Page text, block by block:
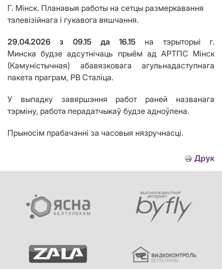
Г. Мінск. Планавыя работы на сетцы размеркавання
тэлевізійнага і гукавога вяшчання.
29.04.2026з 09.15 да16.15 на тэрыторыі г.
Минскабудзе адсутнічаць прыём ад АРТПС Мінск
(Камуністычная) абавязковага агульнадаступнага
пакета праграм, РВ Сталіца.
У выпадку завяршэння работ раней названага
тэрміну, работа перадатчыкаў будзе адноўлена.
Прыносім прабачэнні за часовыя нязручнасці.
Друк